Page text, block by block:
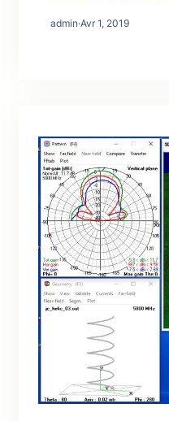
admin·Avr 1, 2019